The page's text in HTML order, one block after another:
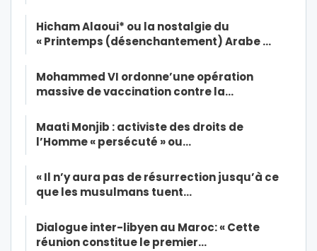
Hicham Alaoui* ou la nostalgie du
« Printemps (désenchantement) Arabe …
Mohammed VI ordonne’une opération
massive de vaccination contre la…
Maati Monjib : activiste des droits de
l’Homme « persécuté » ou…
« Il n’y aura pas de résurrection jusqu’à ce
que les musulmans tuent…
Dialogue inter-libyen au Maroc: « Cette
réunion constitue le premier…